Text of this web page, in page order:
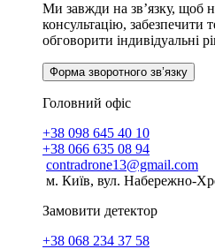
Ми завжди на зв’язку, щоб
консультацію, забезпечити
обговорити індивідуальні
Форма зворотного зв’язку
Головний офіс
+38 098 645 40 10
+38 066 635 08 94
contradrone13@gmail.com
м. Київ, вул. Набережно-
Замовити детектор
+38 068 234 37 58